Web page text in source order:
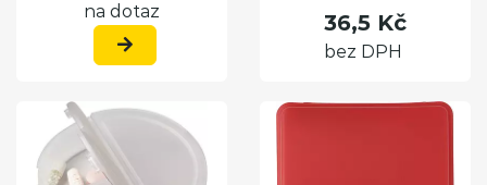
na dotaz 36,5 Kč
bez DPH